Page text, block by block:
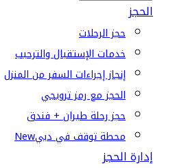
الحجز
حجز الرحلات
خدمات الإستقبال والترحيب
إنجاز إجراءات السفر من المنزل
الحجز مع رمز ترويجي
حجز رحلة طيران + فندق
محطة توقف في دبيNew
إدارة الحجز